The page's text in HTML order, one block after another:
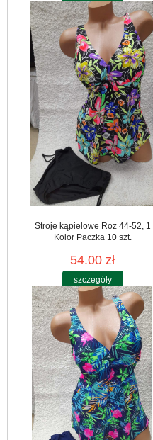
Stroje kąpielowe Roz 44-52, 1
Kolor Paczka 10 szt.
54.00 zł
szczegóły